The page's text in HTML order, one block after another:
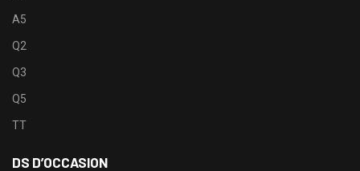
A5
Q2
Q3
Q5
TT
DS D’OCCASION